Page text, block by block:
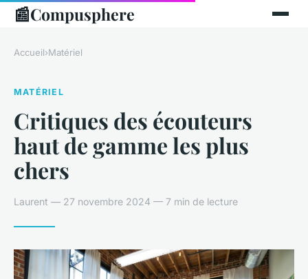
📰Compusphere
Accueil›Matériel
MATÉRIEL
Critiques des écouteurs
haut de gamme les plus
chers
Laurent — 27 novembre 2024 — 7 min de lecture